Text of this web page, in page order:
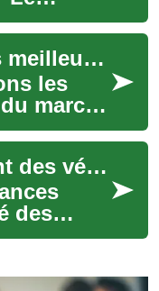
pourrait
Offrant
Guide d'achat : Les meilleures offres auto en France
les
marché
des
aux
Le marché florissant des véhicules d'occasion en France
des
en
pleine